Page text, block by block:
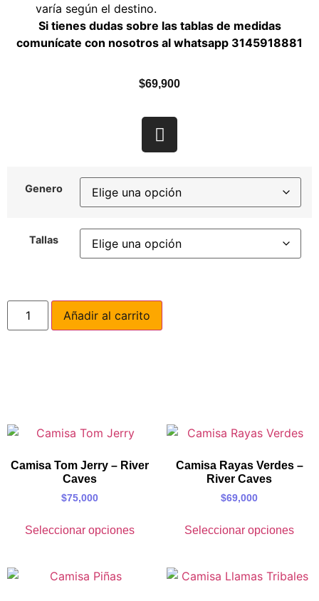
varía según el destino.
Si tienes dudas sobre las tablas de medidas
comunícate con nosotros al whatsapp 3145918881
$69,900
Genero
Tallas
Añadir al carrito
Camisa Tom Jerry – River
Caves
$75,000
Seleccionar opciones
Camisa Rayas Verdes –
River Caves
$69,000
Seleccionar opciones